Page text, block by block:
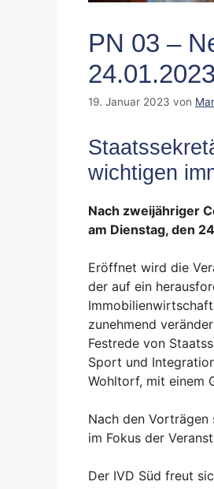
PN 03 –
19. Januar 2023 von
wichtigen
Nach zweijähriger
am Dienstag, den
Eröffnet wird die
der auf ein
zunehmend
Festrede von
Sport und
Wohltorf, mit einem
Nach den Vorträgen
im Fokus der
Der IVD Süd freut